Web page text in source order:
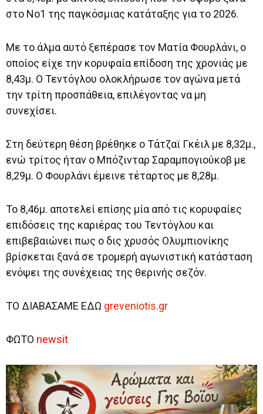
στο Νο1 της παγκόσμιας κατάταξης για το 2026.
Με το άλμα αυτό ξεπέρασε τον Ματία Φουρλάνι, ο
οποίος είχε την κορυφαία επίδοση της χρονιάς με
8,43μ. Ο Τεντόγλου ολοκλήρωσε τον αγώνα μετά
την τρίτη προσπάθεια, επιλέγοντας να μη
συνεχίσει.
Στη δεύτερη θέση βρέθηκε ο Τάτζαϊ Γκέιλ με 8,32μ.,
ενώ τρίτος ήταν ο Μπόζινταρ Σαραμπογιούκοβ με
8,29μ. Ο Φουρλάνι έμεινε τέταρτος με 8,28μ.
Το 8,46μ. αποτελεί επίσης μία από τις κορυφαίες
επιδόσεις της καριέρας του Τεντόγλου και
επιβεβαιώνει πως ο δις χρυσός Ολυμπιονίκης
βρίσκεται ξανά σε τρομερή αγωνιστική κατάσταση
ενόψει της συνέχειας της θερινής σεζόν.
ΤΟ ΔΙΑΒΑΣΑΜΕ ΕΔΩ greveniotis.gr
ΦΩΤΟ newsit